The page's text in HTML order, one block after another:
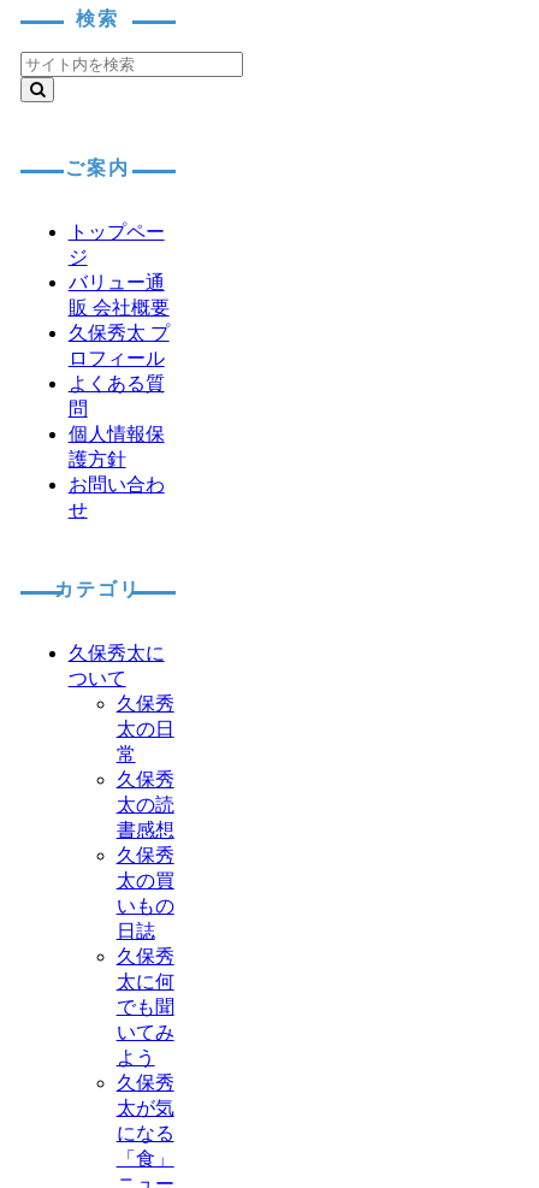
検索
ご案内
トップペー
ジ
バリュー通
販 会社概要
久保秀太 プ
ロフィール
よくある質
問
個人情報保
護方針
お問い合わ
せ
カテゴリ
久保秀太に
ついて
久保秀
太の日
常
久保秀
太の読
書感想
久保秀
太の買
いもの
日誌
久保秀
太に何
でも聞
いてみ
よう
久保秀
太が気
になる
「食」
ニュー